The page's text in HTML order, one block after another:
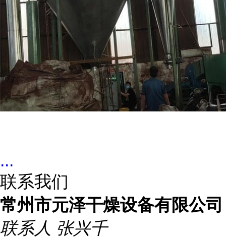
...
联系我们
常州市元泽干燥设备有限公司
联系人 张兴千